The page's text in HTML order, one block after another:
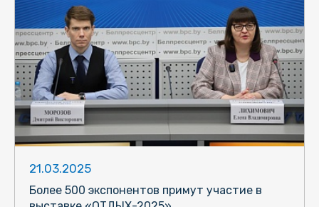
21.03.2025
Более 500 экспонентов примут участие в